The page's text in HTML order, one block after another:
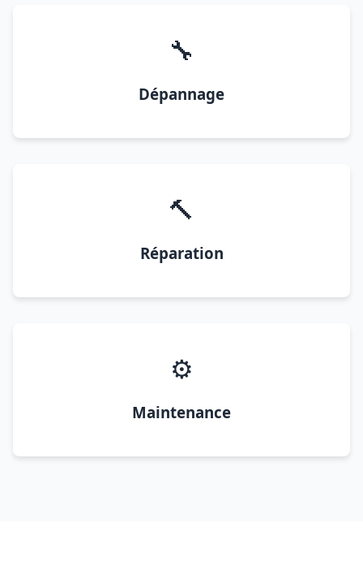
🔧
Dépannage
🔨
Réparation
⚙️
Maintenance